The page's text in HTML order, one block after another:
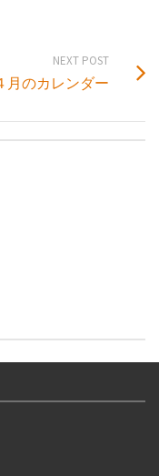
NEXT POST
のカレンダー